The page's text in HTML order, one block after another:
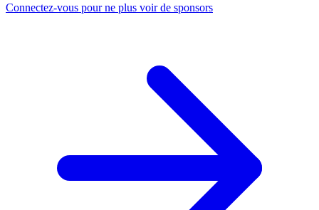
Connectez-vous pour ne plus voir de sponsors